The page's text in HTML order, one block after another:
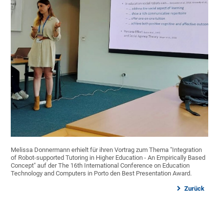
Melissa Donnermann erhielt für ihren Vortrag zum Thema "Integration
of Robot-supported Tutoring in Higher Education - An Empirically Based
Concept" auf der The 16th International Conference on Education
Technology and Computers in Porto den Best Presentation Award.
Zurück